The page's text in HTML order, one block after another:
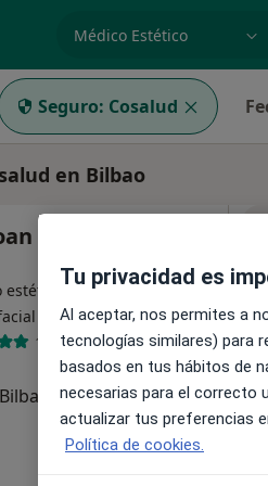
especialidad,
Seguro: Cosalud
en Bilbao
Brunso Casellas
estético, Cirujano oral y
Ver más
190 opiniones
•Mapa
Tu privacidad es
Al aceptar, nos permites a
tecnologías similares) para
basados en tus hábitos de
necesarias para el correcto
actualizar tus preferencias
Política de cookies.